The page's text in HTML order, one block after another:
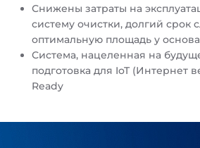
Снижены затраты на
систему очистки, долгий срок
оптимальную площадь у
Система, нацеленная на
подготовка для IoT (Интернет
Ready